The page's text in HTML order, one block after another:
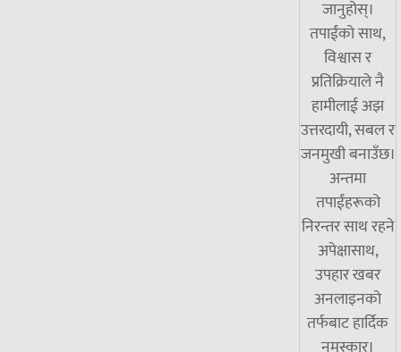
जानुहोस्।
तपाईंको साथ,
विश्वास र
प्रतिक्रियाले नै
हामीलाई अझ
उत्तरदायी, सबल र
जनमुखी बनाउँछ।
अन्तमा
तपाईंहरूको
निरन्तर साथ रहने
अपेक्षासाथ,
उपहार खबर
अनलाइनको
तर्फबाट हार्दिक